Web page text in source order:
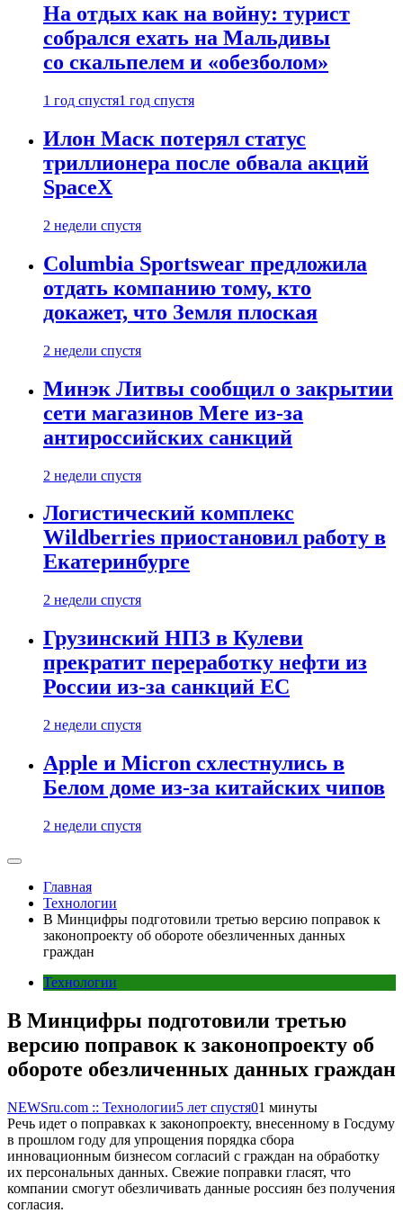
На отдых как на войну: турист
собрался ехать на Мальдивы
со скальпелем и «обезболом»
1 год спустя1 год спустя
Илон Маск потерял статус
триллионера после обвала акций
SpaceX
2 недели спустя
Columbia Sportswear предложила
отдать компанию тому, кто
докажет, что Земля плоская
2 недели спустя
Минэк Литвы сообщил о закрытии
сети магазинов Mere из-за
антироссийских санкций
2 недели спустя
Логистический комплекс
Wildberries приостановил работу в
Екатеринбурге
2 недели спустя
Грузинский НПЗ в Кулеви
прекратит переработку нефти из
России из-за санкций ЕС
2 недели спустя
Apple и Micron схлестнулись в
Белом доме из-за китайских чипов
2 недели спустя
Главная
Технологии
В Минцифры подготовили третью версию поправок к
законопроекту об обороте обезличенных данных
граждан
Технологии
В Минцифры подготовили третью
версию поправок к законопроекту об
обороте обезличенных данных граждан
NEWSru.com :: Технологии5 лет спустя01 минуты
Речь идет о поправках к законопроекту, внесенному в Госдуму
в прошлом году для упрощения порядка сбора
инновационным бизнесом согласий с граждан на обработку
их персональных данных. Свежие поправки гласят, что
компании смогут обезличивать данные россиян без получения
согласия.